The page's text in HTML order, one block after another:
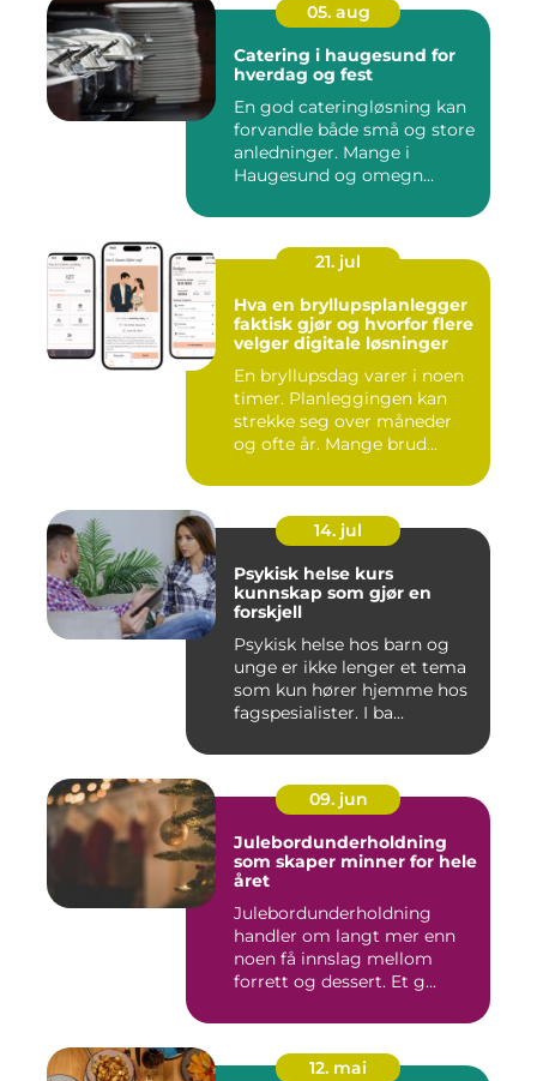
05. aug
Catering i haugesund for
hverdag og fest
En god cateringløsning kan
forvandle både små og store
anledninger. Mange i
Haugesund og omegn
21. jul
Hva en bryllupsplanlegger
faktisk gjør og hvorfor flere
velger digitale løsninger
En bryllupsdag varer i noen
timer. Planleggingen kan
strekke seg over måneder
og ofte år. Mange brud...
14. jul
Psykisk helse kurs
kunnskap som gjør en
forskjell
Psykisk helse hos barn og
unge er ikke lenger et tema
som kun hører hjemme hos
fagspesialister. I ba...
09. jun
Julebordunderholdning
som skaper minner for hele
året
Julebordunderholdning
handler om langt mer enn
noen få innslag mellom
forrett og dessert. Et g...
12. mai